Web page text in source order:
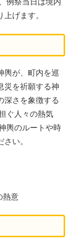
例祭当日は境内
げます。
輿が、町内を巡
災を祈願する神
深さを象徴する
ぐ人々の熱気
輿のルートや時
い。
熱意